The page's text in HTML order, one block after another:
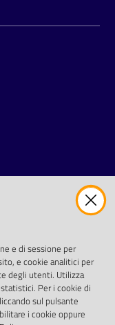
e di sessione per
e cookie analitici per
degli utenti. Utilizza
Per i cookie di
sul pulsante
i cookie oppure